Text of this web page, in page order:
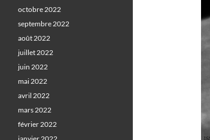
octobre 2022
septembre 2022
août 2022
juillet 2022
juin 2022
mai 2022
avril 2022
mars 2022
février 2022